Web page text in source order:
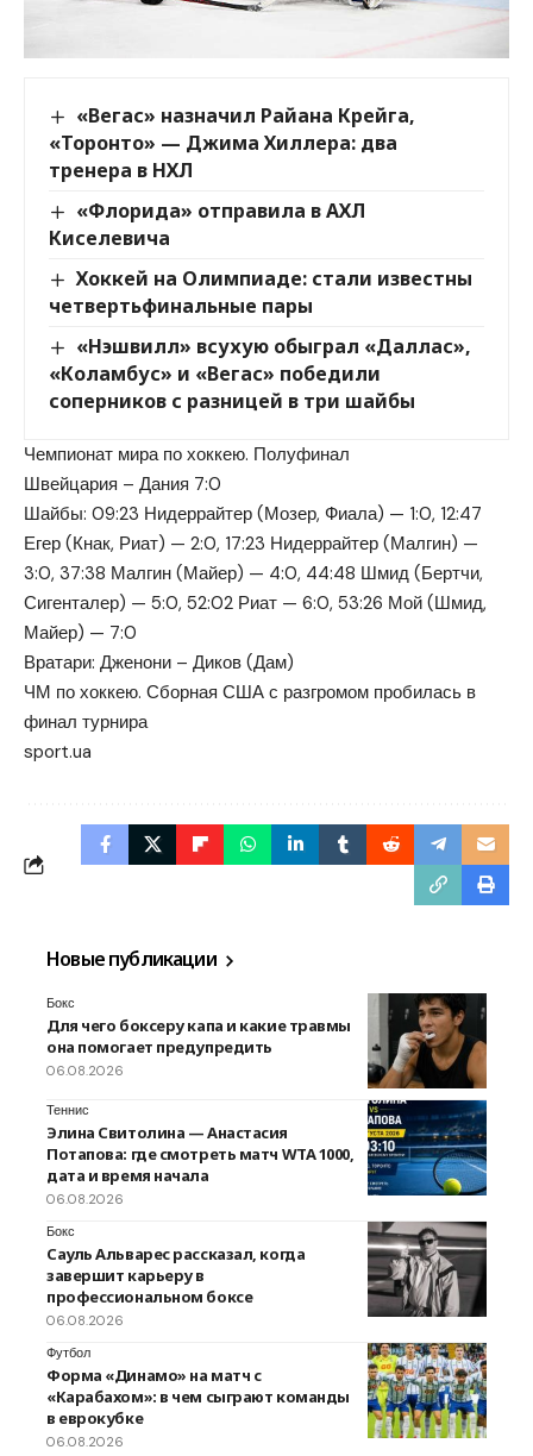
«Вегас» назначил Райана Крейга,
«Торонто» — Джима Хиллера: два
тренера в НХЛ
«Флорида» отправила в АХЛ
Киселевича
Хоккей на Олимпиаде: стали известны
четвертьфинальные пары
«Нэшвилл» всухую обыграл «Даллас»,
«Коламбус» и «Вегас» победили
соперников с разницей в три шайбы
Чемпионат мира по хоккею. Полуфинал
Швейцария – Дания 7:0
Шайбы: 09:23 Нидеррайтер (Мозер, Фиала) — 1:0, 12:47
Егер (Кнак, Риат) — 2:0, 17:23 Нидеррайтер (Малгин) —
3:0, 37:38 Малгин (Майер) — 4:0, 44:48 Шмид (Бертчи,
Сигенталер) — 5:0, 52:02 Риат — 6:0, 53:26 Мой (Шмид,
Майер) — 7:0
Вратари: Дженони – Диков (Дам)
ЧМ по хоккею. Сборная США с разгромом пробилась в
финал турнира
sport.ua
Новые публикации
Бокс
Для чего боксеру капа и какие травмы
она помогает предупредить
06.08.2026
Теннис
Элина Свитолина — Анастасия
Потапова: где смотреть матч WTA 1000,
дата и время начала
06.08.2026
Бокс
Сауль Альварес рассказал, когда
завершит карьеру в
профессиональном боксе
06.08.2026
Футбол
Форма «Динамо» на матч с
«Карабахом»: в чем сыграют команды
в еврокубке
06.08.2026